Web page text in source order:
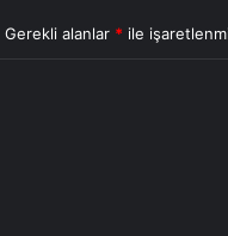
Gerekli alanlar * ile